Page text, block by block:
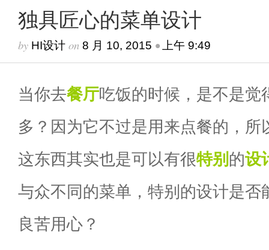
独具匠心的菜单设计
by HI设计 on 8 月 10, 2015 • 上午 9:49
当你去餐厅吃饭的时候，是不是觉
多？因为它不过是用来点餐的，所
这东西其实也是可以有很特别 的设
与众不同的菜单，特别的设计是否
良苦用心？